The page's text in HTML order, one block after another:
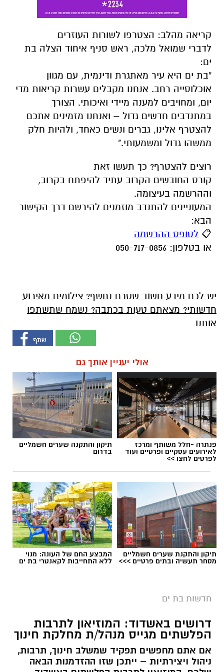
קריאה מהלב: הצטרפו לשורות העוזרים
לדברי שמואל מלכה, ראש סניף איחוד הצלה בת
ים:
"בת ים היא עיר מאתגרת ודינמית, עם מגוון
אוכלוסייה רחב. אנחנו מקבלים עשרות קריאות מדי
יום, ומחויבים למענה מיידי ואיכותי. הצורך
במתנדבים חדשים גדול – ואנחנו מזמינים אתכם
להצטרף אלינו, גברים ונשים כאחד, ולהיות חלק
ממשהו גדול ומשמעותי."
רוצים להצטרף? כך תעשו זאת
קורס החובשים הקרוב עתיד להיפתח בקרוב,
וההרשמה בעיצומה.
המעוניינים להתנדב מוזמנים להירשם דרך הקישור
הבא:
📋 לטופס ההרשמה
או בטלפון: 050-717-0856
יש לכם מידע חשוב שטרם נחשף? צילומים מאירוע
חדשותי? מצאתם טעות בכתבה? נשמח שתשתפו
אותנו
אולי יעניין אותך גם
פנתרה -חלל משותף ומרכז
לאירועים עסקיים ופרטיים ועוד
לפרטים לחצו >>
תיקון והתקנה שערים חשמליים
בדרום
תיקון והתקנת שערים חשמליים
מסחר תעשיה ובתים פרטיים >>>
המבצע החם של העונה: מנוי
ללא התחייבות לקאנטרי בת ים
חדשות בת ים
דרושים באשדוד: המוזיאון לתרבות
הפלשתים מגייס מנהל/ת מחלקת חינוך
אם אתם מחפשים תפקיד שמשלב חינוך, תרבות,
ניהול ויצירתיות – ייתכן שזו ההזדמנות הבאה